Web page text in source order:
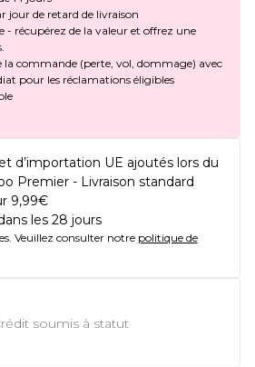
jour de retard de livraison
- récupérez de la valeur et offrez une
la commande (perte, vol, dommage) avec
pour les réclamations éligibles
d’importation UE ajoutés lors du
Premier - Livraison standard
9,99€
les 28 jours
Veuillez consulter notre politique de
soumis à statut